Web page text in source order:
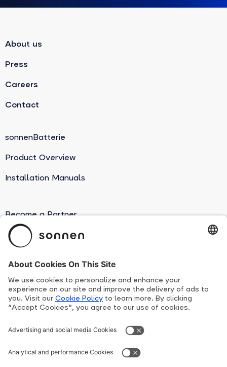
About us
Press
Careers
Contact
sonnenBatterie
Product Overview
Installation Manuals
Become a Partner
Suppliers
Privacy Policy
Terms and conditions
sonnen Patents